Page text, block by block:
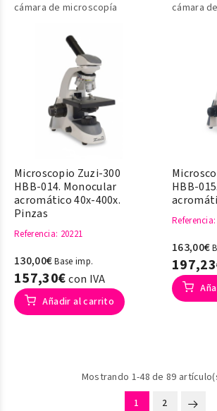
cámara de microscopía
cámara
Microscopio Zuzi-300
HBB-014. Monocular
acromático 40x-400x.
Pinzas
Referencia: 20221
130,00€Base imp.
157,30€con IVA
Añadir al carrito
HBB-
Referencia
163,00€
Mostrando 1-48 de 89
1
2